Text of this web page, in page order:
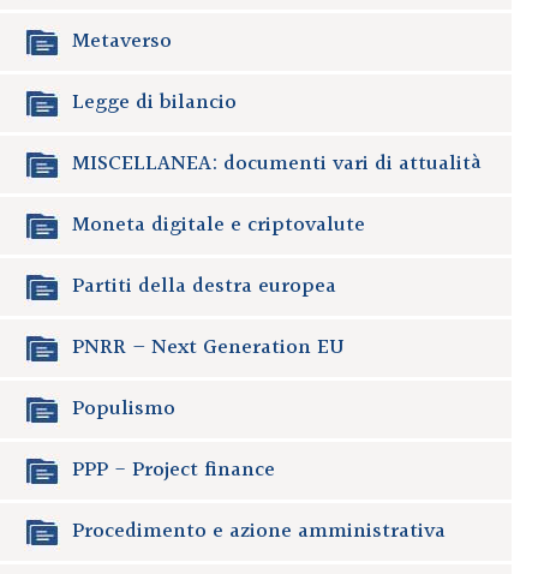
Metaverso
Legge di bilancio
MISCELLANEA: documenti vari di attualità
Moneta digitale e criptovalute
Partiti della destra europea
PNRR – Next Generation EU
Populismo
PPP - Project finance
Procedimento e azione amministrativa